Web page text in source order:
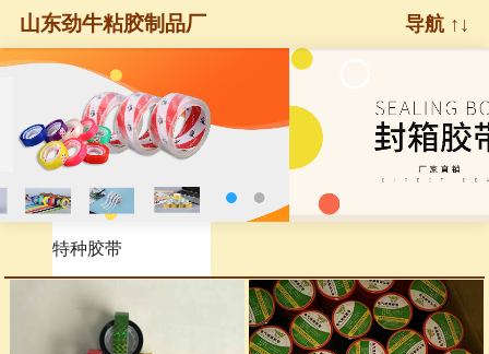
山东劲牛粘胶制品厂 导航 ↑↓
特种胶带